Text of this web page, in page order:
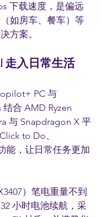
下载速度，是偏远
如房车、餐车）等
方案。
走入日常生活
PC 与
合 AMD Ryzen
与 Snapdragon X 平
to Do、
能，让日常任务更加
）笔电重量不到
小时电池续航，采